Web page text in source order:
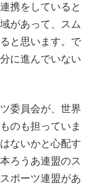
携をしていると
があって、スム
と思います。で
に進んでいない
委員会が、世界
のも担っていま
ないかと心配す
ろうあ連盟のス
ポーツ連盟があ